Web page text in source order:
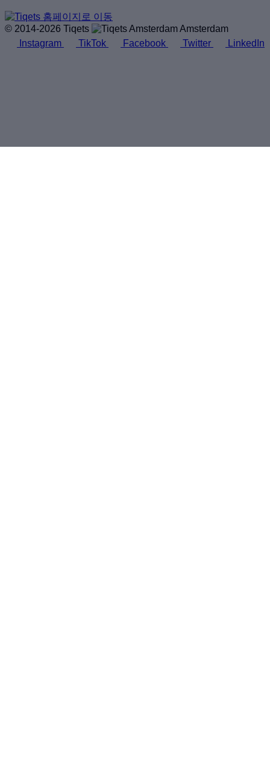
© 2014-2026 Tiqets
Amsterdam
Instagram
TikTok Facebook Twitter LinkedIn